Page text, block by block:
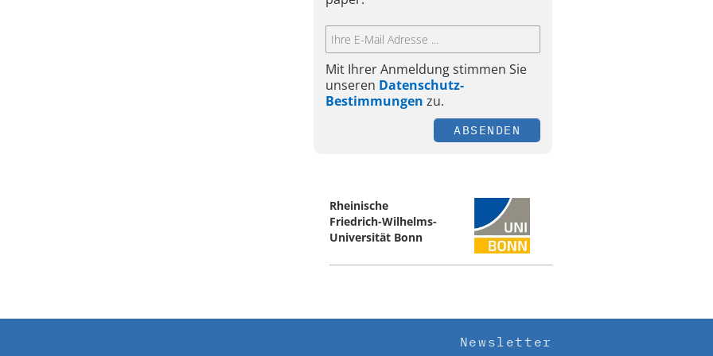
Mit Ihrer Anmeldung stimmen Sie
unseren Datenschutz-
Bestimmungen zu.
ABSENDEN
Rheinische
Friedrich-Wilhelms-
Universität Bonn
Newsletter